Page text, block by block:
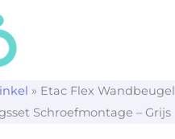
» Etac Flex Wandbeugel
Schroefmontage – Grijs